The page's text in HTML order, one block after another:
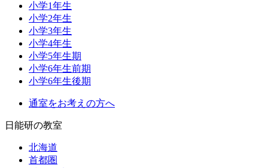
小学1年生
小学2年生
小学3年生
小学4年生
小学5年生期
小学6年生前期
小学6年生後期
通室をお考えの方へ
日能研の教室
北海道
首都圏